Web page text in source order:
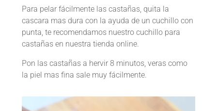
Para pelar fácilmente las castañas, quita la
cascara mas dura con la ayuda de un cuchillo con
punta, te recomendamos nuestro cuchillo para
castañas en nuestra tienda online.
Pon las castañas a hervir 8 minutos, veras como
la piel mas fina sale muy fácilmente.